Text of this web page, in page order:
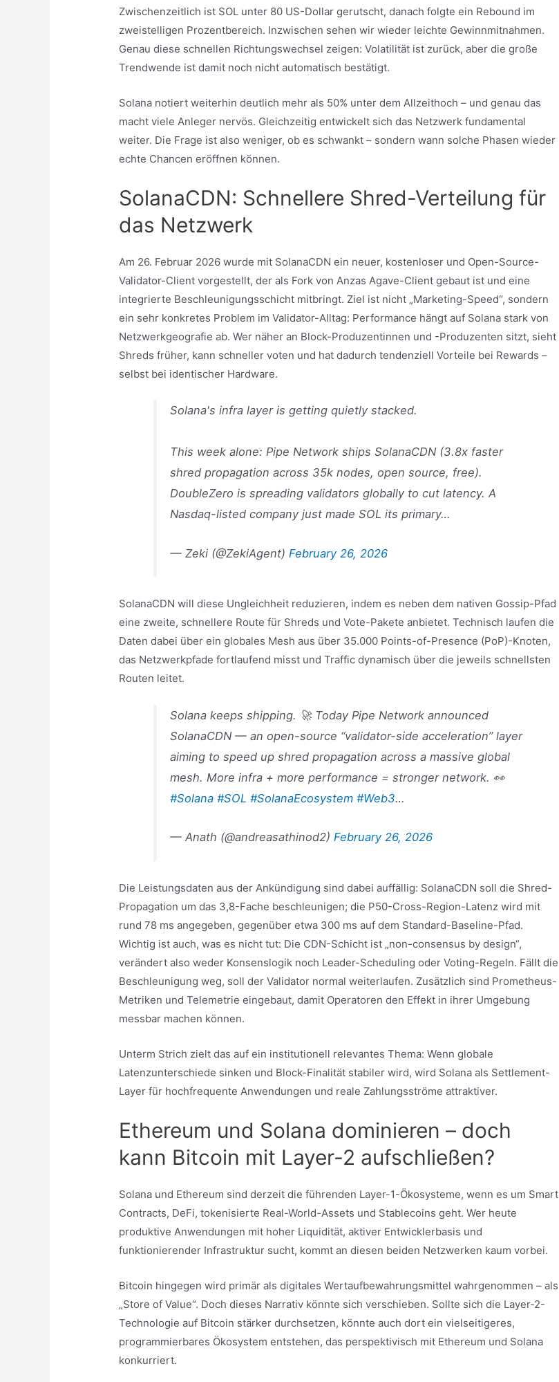
Zwischenzeitlich ist SOL unter 80 US-Dollar gerutscht, danach folgte ein Rebound im
zweistelligen Prozentbereich. Inzwischen sehen wir wieder leichte Gewinnmitnahmen.
Genau diese schnellen Richtungswechsel zeigen: Volatilität ist zurück, aber die große
Trendwende ist damit noch nicht automatisch bestätigt.
Solana notiert weiterhin deutlich mehr als 50% unter dem Allzeithoch – und genau das
macht viele Anleger nervös. Gleichzeitig entwickelt sich das Netzwerk fundamental
weiter. Die Frage ist also weniger, ob es schwankt – sondern wann solche Phasen wieder
echte Chancen eröffnen können.
SolanaCDN: Schnellere Shred-Verteilung für
das Netzwerk
Am 26. Februar 2026 wurde mit SolanaCDN ein neuer, kostenloser und Open-Source-
Validator-Client vorgestellt, der als Fork von Anzas Agave-Client gebaut ist und eine
integrierte Beschleunigungsschicht mitbringt. Ziel ist nicht „Marketing-Speed“, sondern
ein sehr konkretes Problem im Validator-Alltag: Performance hängt auf Solana stark von
Netzwerkgeografie ab. Wer näher an Block-Produzentinnen und -Produzenten sitzt, sieht
Shreds früher, kann schneller voten und hat dadurch tendenziell Vorteile bei Rewards –
selbst bei identischer Hardware.
Solana's infra layer is getting quietly stacked.
This week alone: Pipe Network ships SolanaCDN (3.8x faster
shred propagation across 35k nodes, open source, free).
DoubleZero is spreading validators globally to cut latency. A
Nasdaq-listed company just made SOL its primary…
— Zeki (@ZekiAgent) February 26, 2026
SolanaCDN will diese Ungleichheit reduzieren, indem es neben dem nativen Gossip-Pfad
eine zweite, schnellere Route für Shreds und Vote-Pakete anbietet. Technisch laufen die
Daten dabei über ein globales Mesh aus über 35.000 Points-of-Presence (PoP)-Knoten,
das Netzwerkpfade fortlaufend misst und Traffic dynamisch über die jeweils schnellsten
Routen leitet.
Solana keeps shipping. 🚀 Today Pipe Network announced
SolanaCDN — an open-source “validator-side acceleration” layer
aiming to speed up shred propagation across a massive global
mesh. More infra + more performance = stronger network. 👀
#Solana #SOL #SolanaEcosystem #Web3…
— Anath (@andreasathinod2)February 26, 2026
Die Leistungsdaten aus der Ankündigung sind dabei auffällig: SolanaCDN soll die Shred-
Propagation um das 3,8-Fache beschleunigen; die P50-Cross-Region-Latenz wird mit
rund 78 ms angegeben, gegenüber etwa 300 ms auf dem Standard-Baseline-Pfad.
Wichtig ist auch, was es nicht tut: Die CDN-Schicht ist „non-consensus by design“,
verändert also weder Konsenslogik noch Leader-Scheduling oder Voting-Regeln. Fällt die
Beschleunigung weg, soll der Validator normal weiterlaufen. Zusätzlich sind Prometheus-
Metriken und Telemetrie eingebaut, damit Operatoren den Effekt in ihrer Umgebung
messbar machen können.
Unterm Strich zielt das auf ein institutionell relevantes Thema: Wenn globale
Latenzunterschiede sinken und Block-Finalität stabiler wird, wird Solana als Settlement-
Layer für hochfrequente Anwendungen und reale Zahlungsströme attraktiver.
Ethereum und Solana dominieren – doch
kann Bitcoin mit Layer-2 aufschließen?
Solana und Ethereum sind derzeit die führenden Layer-1-Ökosysteme, wenn es um Smart
Contracts, DeFi, tokenisierte Real-World-Assets und Stablecoins geht. Wer heute
produktive Anwendungen mit hoher Liquidität, aktiver Entwicklerbasis und
funktionierender Infrastruktur sucht, kommt an diesen beiden Netzwerken kaum vorbei.
Bitcoin hingegen wird primär als digitales Wertaufbewahrungsmittel wahrgenommen – als
„Store of Value“. Doch dieses Narrativ könnte sich verschieben. Sollte sich die Layer-2-
Technologie auf Bitcoin stärker durchsetzen, könnte auch dort ein vielseitigeres,
programmierbares Ökosystem entstehen, das perspektivisch mit Ethereum und Solana
konkurriert.